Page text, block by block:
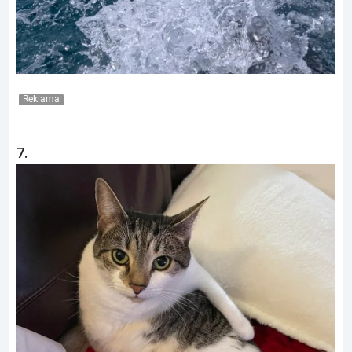
Reklama
7.